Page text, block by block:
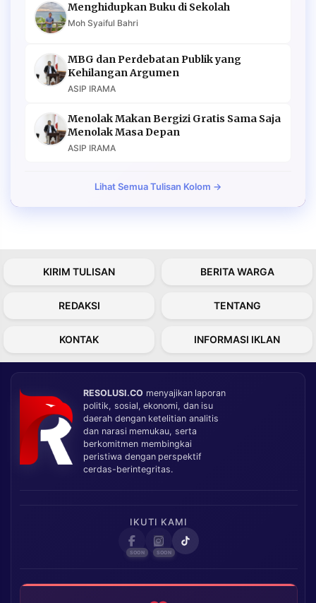
Menghidupkan Buku di Sekolah
Moh Syaiful Bahri
MBG dan Perdebatan Publik yang
Kehilangan Argumen
ASIP IRAMA
Menolak Makan Bergizi Gratis Sama Saja
Menolak Masa Depan
ASIP IRAMA
Lihat Semua Tulisan Kolom →
KIRIM TULISAN BERITA WARGA
REDAKSI TENTANG
KONTAK INFORMASI IKLAN
RESOLUSI.CO menyajikan laporan
politik, sosial, ekonomi, dan isu
daerah dengan ketelitian analitis
dan narasi memukau, serta
berkomitmen membingkai
peristiwa dengan perspektif
cerdas-berintegritas.
IKUTI KAMI